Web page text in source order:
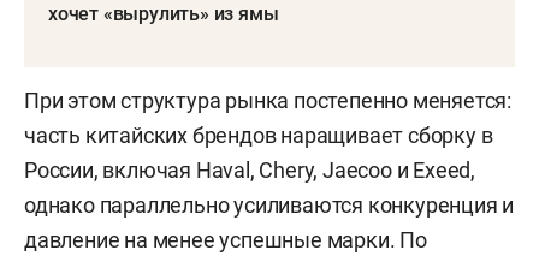
хочет «вырулить» из ямы
При этом структура рынка постепенно меняется:
часть китайских брендов наращивает сборку в
России, включая Haval, Chery, Jaecoo и Exeed,
однако параллельно усиливаются конкуренция и
давление на менее успешные марки. По